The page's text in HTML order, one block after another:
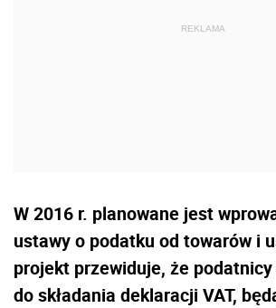
W 2016 r. planowane jest
ustawy o podatku od towarów i
projekt przewiduje, że
do składania deklaracji VAT,